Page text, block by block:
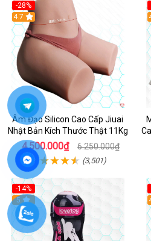
-28%
4.7
Âm Đạo Silicon Cao Cấp Jiuai
Nhật Bản Kích Thước Thật 11Kg
4.500.000₫ 6.250.000₫
(3,501)
-14%
Hot
5